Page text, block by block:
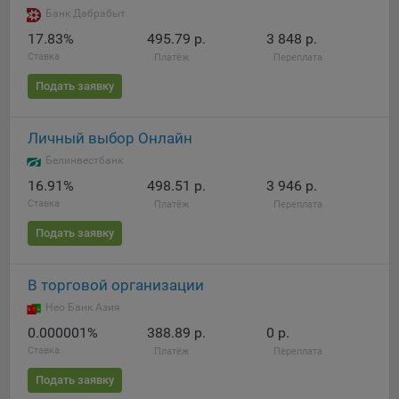
Яндекса рекламная сеть (Yandex Mobile Ads, ADFOX) -
сервис показа контекстной рекламы. Адрес: Yandex
Europe AG, Werftestrasse 4, CH-6005 Luzern, Switzerland.
Google Ads - сервис показа контекстной рекламы,
предоставляемый компанией Google Ireland Ltd, Gordon
Сохранить по умолчанию
Банк Дабрабыт
17.83%
Ставка
495.79 р.
Платёж
3 848 р.
Переплата
Подать заявку
Личный выбор Онлайн
Белинвестбанк
16.91%
Ставка
498.51 р.
Платёж
3 946 р.
Переплата
Подать заявку
В торговой организации
Нео Банк Азия
0.000001%
Ставка
388.89 р.
Платёж
0 р.
Переплата
Подать заявку